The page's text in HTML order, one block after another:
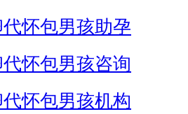
怀包男孩助孕
怀包男孩咨询
怀包男孩机构